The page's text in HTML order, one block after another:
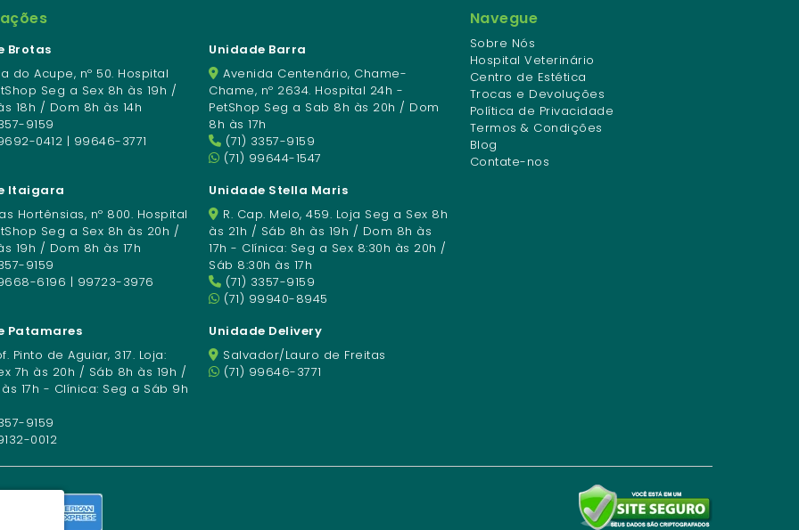
Brotas
do Acupe, nº 50. Hospital
Seg a Sex 8h às 19h /
18h / Dom 8h às 14h
9159
0412 | 99646-3771
Unidade Barra
Avenida Centenário, Chame-
Chame, nº 2634. Hospital 24h -
PetShop Seg a Sab 8h às 20h / Dom
8h às 17h
(71) 3357-9159
(71) 99644-1547
Itaigara
Hortênsias, nº 800. Hospital
Seg a Sex 8h às 20h /
19h / Dom 8h às 17h
9159
6196 | 99723-3976
Unidade Stella Maris
R. Cap. Melo, 459. Loja Seg a Sex 8h
às 21h / Sáb 8h às 19h / Dom 8h às
17h - Clínica: Seg a Sex 8:30h às 20h /
Sáb 8:30h às 17h
(71) 3357-9159
(71) 99940-8945
Patamares
Pinto de Aguiar, 317. Loja:
7h às 20h / Sáb 8h às 19h /
17h - Clínica: Seg a Sáb 9h
9159
0012
Unidade Delivery
Salvador/Lauro de Freitas
(71) 99646-3771
Navegue
Sobre Nós
Hospital Veterinário
Centro de Estética
Trocas e Devoluções
Política de Privacidade
Termos & Condições
Blog
Contate-nos